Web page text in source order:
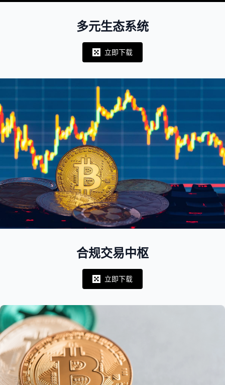
多元生态系统
Notifications
立即下载
合规交易中枢
Notifications
立即下载